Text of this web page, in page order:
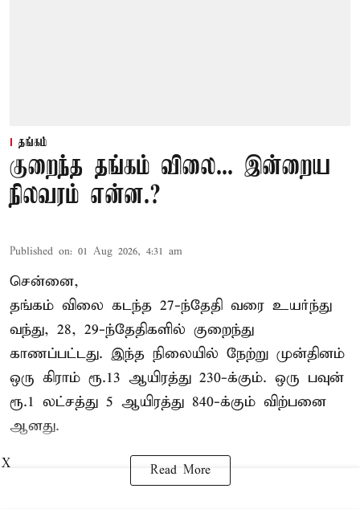
தங்கம்
குறைந்த தங்கம் விலை... இன்றைய
நிலவரம் என்ன.?
Published on: 01 Aug 2026, 4:31 am
சென்னை,
தங்கம் விலை கடந்த 27-ந்தேதி வரை உயர்ந்து
வந்து, 28, 29-ந்தேதிகளில் குறைந்து
காணப்பட்டது. இந்த நிலையில் நேற்று முன்தினம்
ஒரு கிராம் ரூ.13 ஆயிரத்து 230-க்கும். ஒரு பவுன்
ரூ.1 லட்சத்து 5 ஆயிரத்து 840-க்கும் விற்பனை
ஆனது.
Read More
X